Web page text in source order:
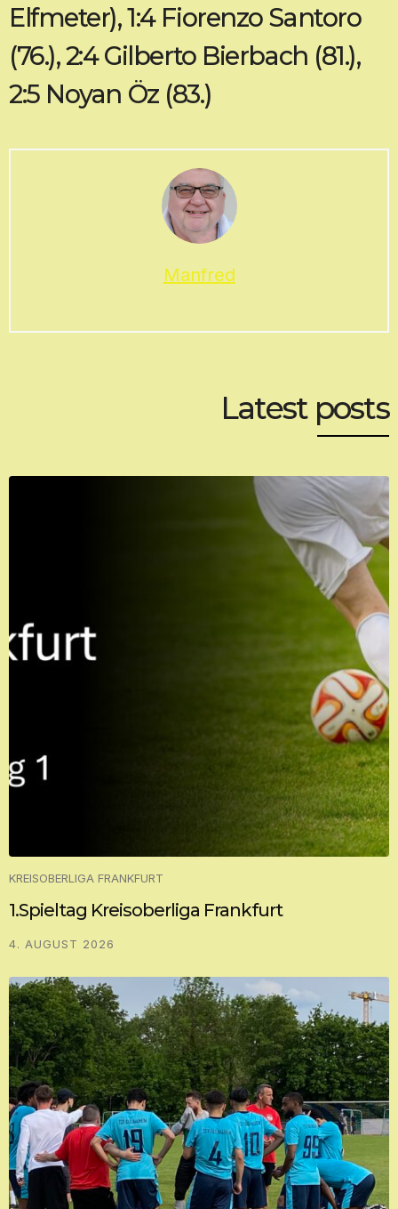
Elfmeter), 1:4 Fiorenzo Santoro
(76.), 2:4 Gilberto Bierbach (81.),
2:5 Noyan Öz (83.)
Manfred
Latest posts
KREISOBERLIGA FRANKFURT
1.Spieltag Kreisoberliga Frankfurt
4. AUGUST 2026